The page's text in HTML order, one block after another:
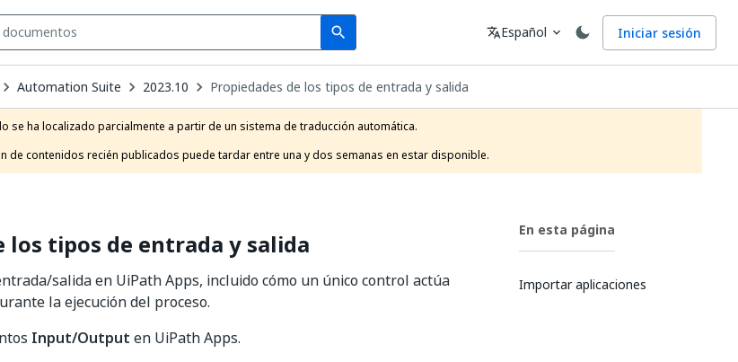
search
Search Idioma
translateEspañol expand_more Iniciar sesión
Automation Suite 2023.10 Propiedades de los tipos de entrada y salida
se ha localizado parcialmente a partir de un sistema de traducción automática.
de contenidos recién publicados puede tardar entre una y dos semanas en estar disponible.
los tipos de entrada y salida
salida en UiPath Apps, incluido cómo un único control actúa
la ejecución del proceso.
Input/Output en UiPath Apps.
En esta página
Importar aplicaciones